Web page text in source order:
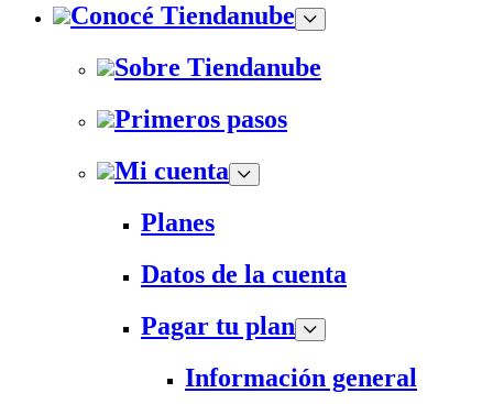
Conocé Tiendanube
Sobre Tiendanube
Primeros pasos
Mi cuenta
Planes
Datos de la cuenta
Pagar tu plan
Información general